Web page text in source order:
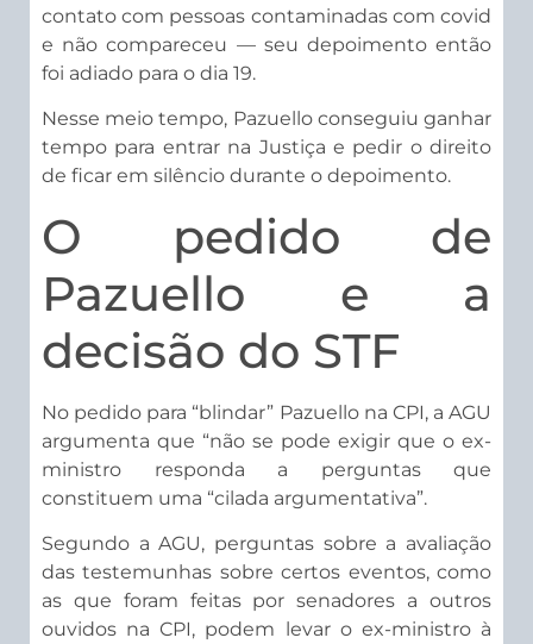
contato com pessoas contaminadas com covid
e não compareceu — seu depoimento então
foi adiado para o dia 19.
Nesse meio tempo, Pazuello conseguiu ganhar
tempo para entrar na Justiça e pedir o direito
de ficar em silêncio durante o depoimento.
O pedido de
Pazuello e a
decisão do STF
No pedido para “blindar” Pazuello na CPI, a AGU
argumenta que “não se pode exigir que o ex-
ministro responda a perguntas que
constituem uma “cilada argumentativa”.
Segundo a AGU, perguntas sobre a avaliação
das testemunhas sobre certos eventos, como
as que foram feitas por senadores a outros
ouvidos na CPI, podem levar o ex-ministro à